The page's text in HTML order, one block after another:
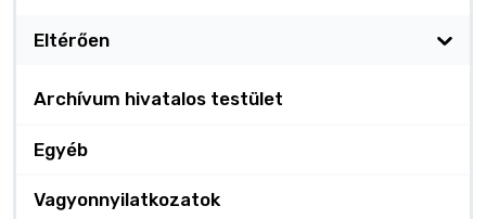
Eltérően
Archívum hivatalos testület
Egyéb
Vagyonnyilatkozatok